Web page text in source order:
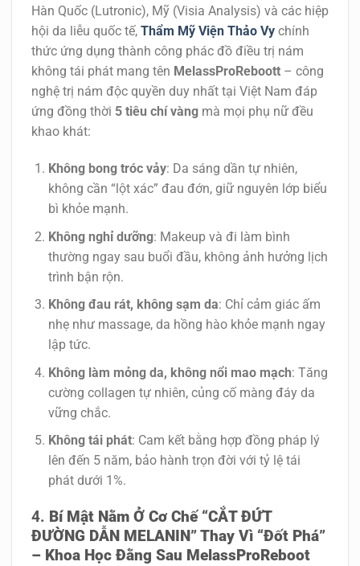
Hàn Quốc (Lutronic), Mỹ (Visia Analysis) và các hiệp
hội da liễu quốc tế, Thẩm Mỹ Viện Thảo Vy chính
thức ứng dụng thành công phác đồ điều trị nám
không tái phát mang tên MelassProReboott – công
nghệ trị nám độc quyền duy nhất tại Việt Nam đáp
ứng đồng thời 5 tiêu chí vàng mà mọi phụ nữ đều
khao khát:
Không bong tróc vảy: Da sáng dần tự nhiên,
không cần “lột xác” đau đớn, giữ nguyên lớp biểu
bì khỏe mạnh.
Không nghỉ dưỡng: Makeup và đi làm bình
thường ngay sau buổi đầu, không ảnh hưởng lịch
trình bận rộn.
Không đau rát, không sạm da: Chỉ cảm giác ấm
nhẹ như massage, da hồng hào khỏe mạnh ngay
lập tức.
Không làm mỏng da, không nổi mao mạch: Tăng
cường collagen tự nhiên, củng cố màng đáy da
vững chắc.
Không tái phát: Cam kết bằng hợp đồng pháp lý
lên đến 5 năm, bảo hành trọn đời với tỷ lệ tái
phát dưới 1%.
Bí Mật Nằm Ở Cơ Chế “CẮT ĐỨT
ĐƯỜNG DẪN MELANIN” Thay Vì “Đốt Phá”
– Khoa Học Đằng Sau MelassProReboot